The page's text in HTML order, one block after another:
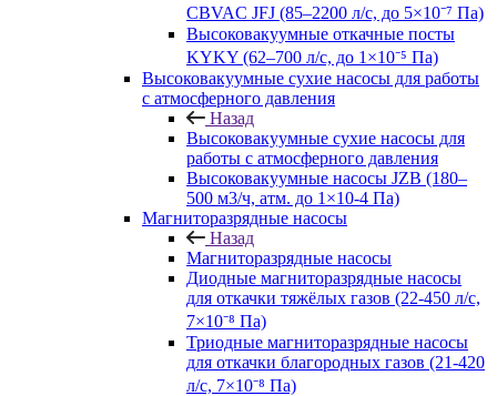
CBVAC JFJ (85–2200 л/с, до 5×10⁻⁷ Па)
Высоковакуумные откачные посты
KYKY (62–700 л/с, до 1×10⁻⁵ Па)
Высоковакуумные сухие насосы для работы
с атмосферного давления
Назад
Высоковакуумные сухие насосы для
работы с атмосферного давления
Высоковакуумные насосы JZB (180–
500 м3/ч, атм. до 1×10-4 Па)
Магниторазрядные насосы
Назад
Магниторазрядные насосы
Диодные магниторазрядные насосы
для откачки тяжёлых газов (22-450 л/с,
7×10⁻⁸ Па)
Триодные магниторазрядные насосы
для откачки благородных газов (21-420
л/с, 7×10⁻⁸ Па)